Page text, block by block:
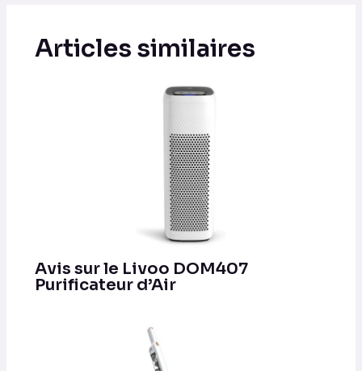
Articles similaires
Avis sur le Livoo DOM407
Purificateur d’Air